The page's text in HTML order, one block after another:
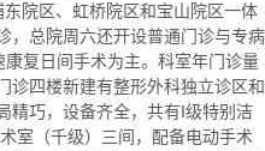
院区、虹桥院区和宝山院区一体
，总院周六还开设普通门诊与专病
复日间手术为主。科室年门诊量
诊四楼新建有整形外科独立诊区和
精巧，设备齐全，共有I级特别洁
室（千级）三间，配备电动手术